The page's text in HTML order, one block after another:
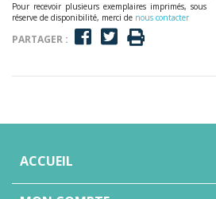
Pour recevoir plusieurs exemplaires imprimés, sous
réserve de disponibilité, merci de nous contacter
PARTAGER :
ACCUEIL